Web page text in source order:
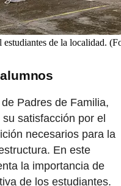
estudiantes de la localidad.
Padres de Familia,
satisfacción por el
necesarios para la
En este
la importancia de
de los estudiantes.